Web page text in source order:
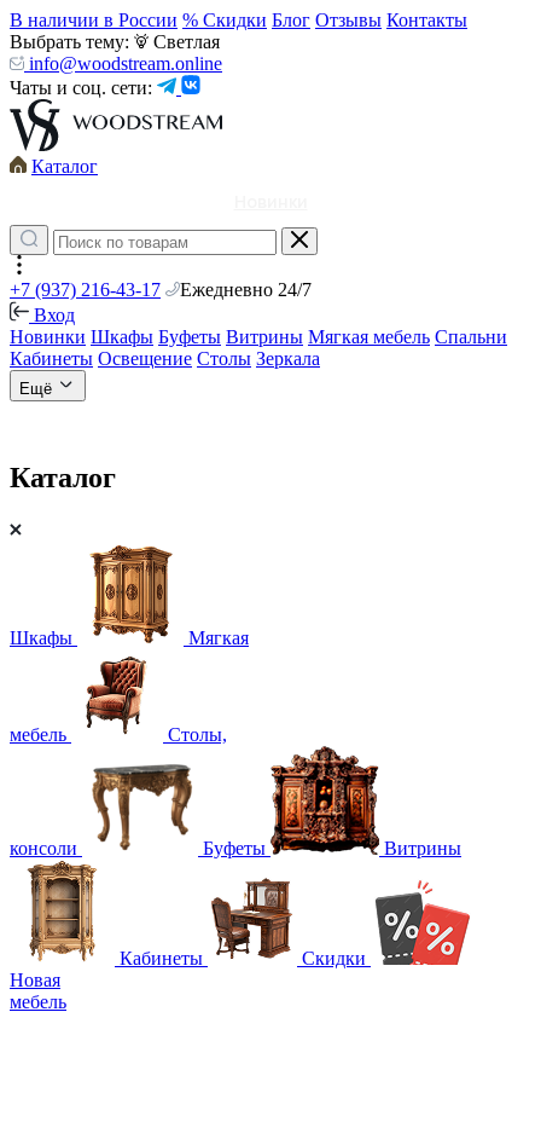
В наличии в России % Скидки Блог Отзывы Контакты
Выбрать тему:
Светлая
info@woodstream.online
Чаты и соц. сети:
Каталог
+7 (937) 216-43-17
Ежедневно 24/7
Вход
Новинки Шкафы Буфеты Витрины Мягкая мебель Спальни
Кабинеты Освещение Столы Зеркала
Ещё
Каталог
Шкафы Мягкая
мебель Столы,
консоли Буфеты Витрины
Кабинеты
Скидки
Новая
мебель